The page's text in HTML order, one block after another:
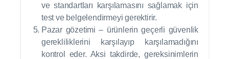
ve standartları karşılamasını sağlamak için
test ve belgelendirmeyi gerektirir.
Pazar gözetimi – ürünlerin geçerli güvenlik
gerekliliklerini karşılayıp karşılamadığını
kontrol eder. Aksi takdirde, gereksinimlerin